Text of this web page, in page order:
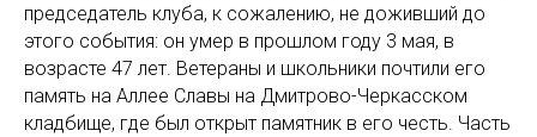
председатель клуба, к сожалению, не доживший до
этого события: он умер в прошлом году 3 мая, в
возрасте 47 лет. Ветераны и школьники почтили его
память на Аллее Славы на Дмитрово-Черкасском
кладбище, где был открыт памятник в его честь. Часть